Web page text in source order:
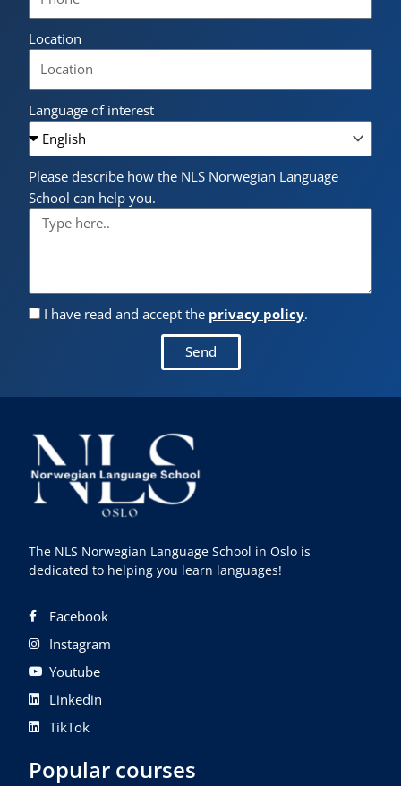
Location
Language of interest
Please describe how the NLS Norwegian Language
School can help you.
I have read and accept the privacy policy.
Send
The NLS Norwegian Language School in Oslo is
dedicated to helping you learn languages!
Facebook
Instagram
Youtube
Linkedin
TikTok
Popular courses